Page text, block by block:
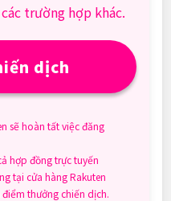
trường hợp khác.
dịch
sẽ hoàn tất việc đăng
hợp đồng trực tuyến
tại cửa hàng Rakuten
thưởng chiến dịch.